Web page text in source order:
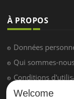
À PROPOS
Données
Qui sommes-
Conditions
Plan du site
Welcome